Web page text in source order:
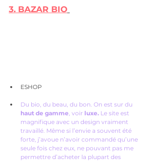
3. BAZAR BIO
ESHOP
Du bio, du beau, du bon. On est sur du
haut de gamme , voir luxe. Le site est
magnifique avec un design vraiment
travaillé. Même si l’envie a souvent été
forte, j’avoue n’avoir commandé qu’une
seule fois chez eux, ne pouvant pas me
permettre d’acheter la plupart des